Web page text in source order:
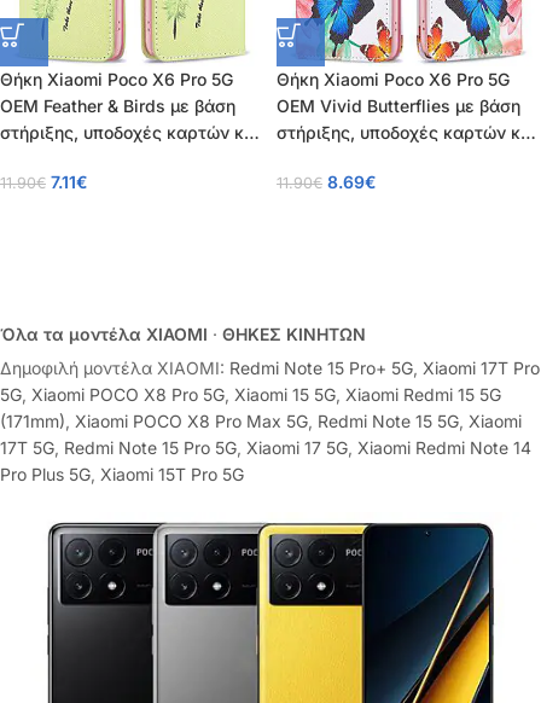
Θήκη Xiaomi Poco X6 Pro 5G
OEM Feather & Birds με βάση
στήριξης, υποδοχές καρτών και
από συνθετικό δέρμα και TPU
11.90€ 7.11€
Θήκη Xiaomi Poco X6 Pro 5G
OEM Vivid Butterflies με βάση
στήριξης, υποδοχές καρτών και
από συνθετικό δέρμα και TPU
11.90€ 8.69€
Όλα τα μοντέλα XIAOMI · ΘΗΚΕΣ ΚΙΝΗΤΩΝ
Δημοφιλή μοντέλα XIAOMI: Redmi Note 15 Pro+ 5G, Xiaomi 17T Pro
5G, Xiaomi POCO X8 Pro 5G, Xiaomi 15 5G, Xiaomi Redmi 15 5G
(171mm), Xiaomi POCO X8 Pro Max 5G, Redmi Note 15 5G, Xiaomi
17T 5G, Redmi Note 15 Pro 5G, Xiaomi 17 5G, Xiaomi Redmi Note 14
Pro Plus 5G, Xiaomi 15T Pro 5G